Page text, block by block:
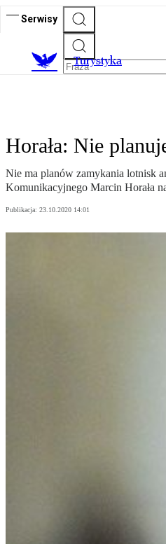
Serwisy
Turystyka
Horała: Nie
Nie ma planów zamykania lotnisk
Komunikacyjnego Marcin Horała
Publikacja: 23.10.2020 14:01